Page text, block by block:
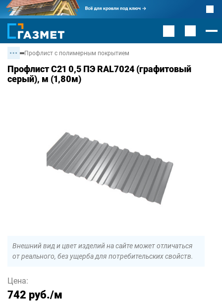
Профлист с полимерным покрытием
Профлист С21 0,5 ПЭ RAL7024 (графитовый
серый), м (1,80м)
Внешний вид и цвет изделий на сайте может отличаться
от реального, без ущерба для потребительских свойств.
Цена:
742 руб./м